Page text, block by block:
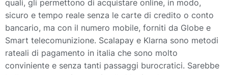
quali, gli permettono di acquistare online, in modo,
sicuro e tempo reale senza le carte di credito o conto
bancario, ma con il numero mobile, forniti da Globe e
Smart telecomunizione. Scalapay e Klarna sono metodi
rateali di pagamento in italia che sono molto
conviniente e senza tanti passaggi burocratici. Sarebbe